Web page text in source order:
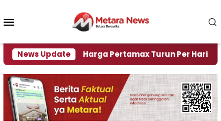
konten
News Update
Air Harga Pertamax Turun Per Hari Ini,